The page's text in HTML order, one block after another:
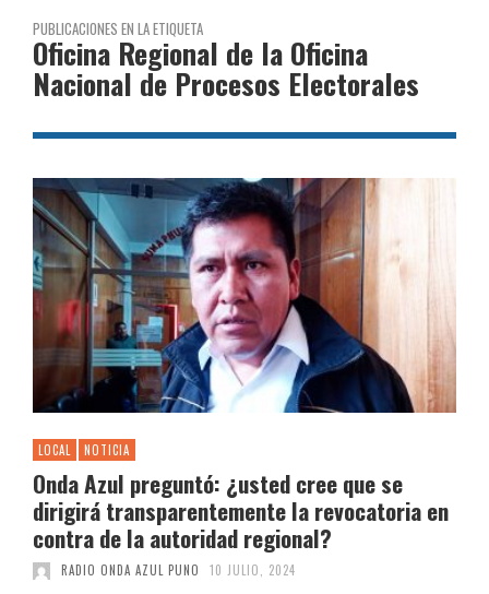
PUBLICACIONES EN LA ETIQUETA
Oficina Regional de la Oficina
Nacional de Procesos Electorales
LOCAL NOTICIA
Onda Azul preguntó: ¿usted cree que se
dirigirá transparentemente la revocatoria en
contra de la autoridad regional?
RADIO ONDA AZUL PUNO 10 JULIO, 2024